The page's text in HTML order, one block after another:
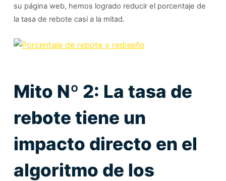
su página web, hemos logrado reducir el porcentaje de
la tasa de rebote casi a la mitad.
Mito Nº 2: La tasa de
rebote tiene un
impacto directo en el
algoritmo de los